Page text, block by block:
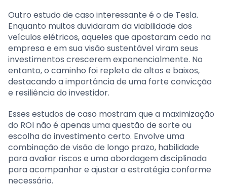
Outro estudo de caso interessante é o de Tesla.
Enquanto muitos duvidaram da viabilidade dos
veículos elétricos, aqueles que apostaram cedo na
empresa e em sua visão sustentável viram seus
investimentos crescerem exponencialmente. No
entanto, o caminho foi repleto de altos e baixos,
destacando a importância de uma forte convicção
e resiliência do investidor.
Esses estudos de caso mostram que a maximização
do ROI não é apenas uma questão de sorte ou
escolha do investimento certo. Envolve uma
combinação de visão de longo prazo, habilidade
para avaliar riscos e uma abordagem disciplinada
para acompanhar e ajustar a estratégia conforme
necessário.